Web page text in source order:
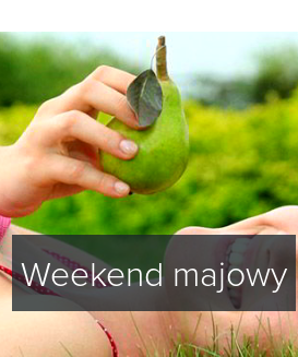
Weekend majowy